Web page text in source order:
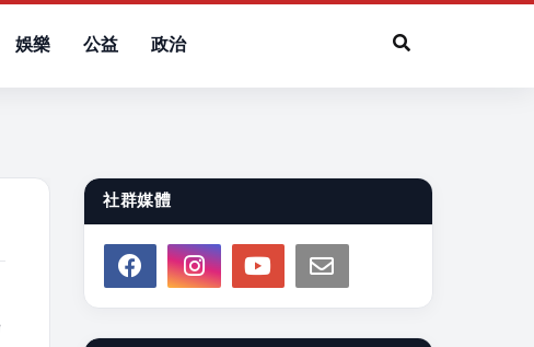
娛樂 公益 政治
社群媒體